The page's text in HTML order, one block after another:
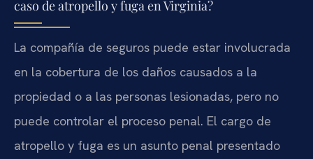
caso de atropello y fuga en Virginia?
La compañía de seguros puede estar involucrada
en la cobertura de los daños causados a la
propiedad o a las personas lesionadas, pero no
puede controlar el proceso penal. El cargo de
atropello y fuga es un asunto penal presentado